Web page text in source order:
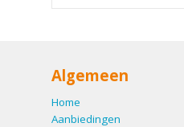
Algemeen
Home
Aanbiedingen